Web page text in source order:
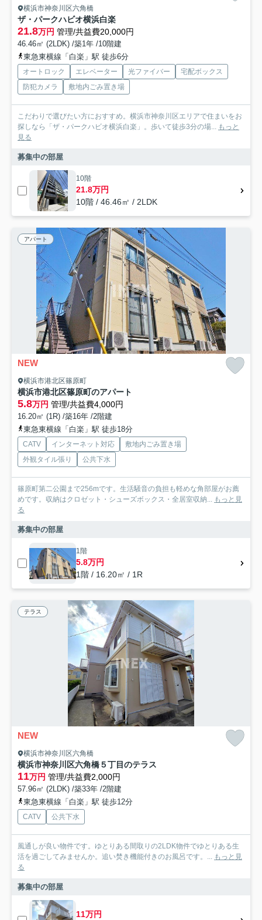
横浜市神奈川区六角橋
ザ・パークハビオ横浜白楽
21.8万円 管理/共益費20,000円
46.46㎡ (2LDK) /築1年 /10階建
東急東横線「白楽」駅 徒歩6分
オートロック エレベーター 光ファイバー
宅配ボックス
防犯カメラ
敷地内ごみ置き場
こだわりで選びたい方におすすめ。横浜市神奈川区エリアで住まいをお
探しなら「ザ・パークハビオ横浜白楽」。歩いて徒歩3分の場... もっと
見る
募集中の部屋
10階
21.8万円
10階 / 46.46㎡ / 2LDK
アパート
NEW
横浜市港北区篠原町
横浜市港北区篠原町のアパート
5.8万円 管理/共益費4,000円
16.20㎡ (1R) /築16年 /2階建
東急東横線「白楽」駅 徒歩18分
CATV インターネット対応
敷地内ごみ置き場
外観タイル張り
公共下水
篠原町第二公園まで256mです。生活騒音の負担も軽めな角部屋がお薦
めです。収納はクロゼット・シューズボックス・全居室収納... もっと見
る
募集中の部屋
1階
5.8万円
1階 / 16.20㎡ / 1R
テラス
NEW
横浜市神奈川区六角橋
横浜市神奈川区六角橋５丁目のテラス
11万円 管理/共益費2,000円
57.96㎡ (2LDK) /築33年 /2階建
東急東横線「白楽」駅 徒歩12分
CATV 公共下水
風通しが良い物件です。ゆとりある間取りの2LDK物件でゆとりある生
活を過ごしてみませんか。追い焚き機能付きのお風呂です。... もっと見
る
募集中の部屋
11万円